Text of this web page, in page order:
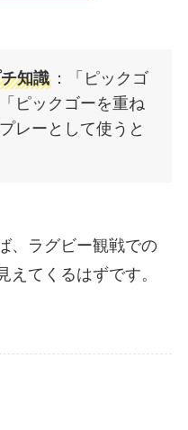
知識 ：「ピックゴ
ピックゴーを重ね
レーとして使うと
、ラグビー観戦での
えてくるはずです。